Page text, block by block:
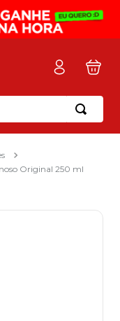
Original 250 ml